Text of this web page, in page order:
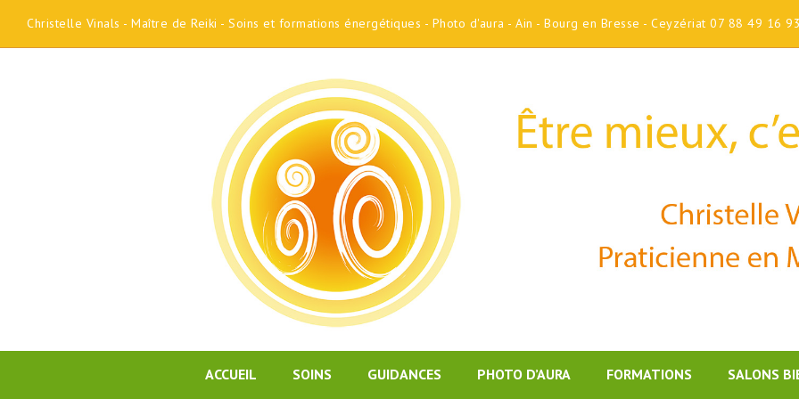
Christelle Vinals - Maître de Reiki - Soins et formations énergétiques - Photo d'aura - Ain - Bourg en Bresse - Ceyzériat 07 88 49 16 93
ACCUEIL SOINS GUIDANCES PHOTO D’AURA FORMATIONS SALONS